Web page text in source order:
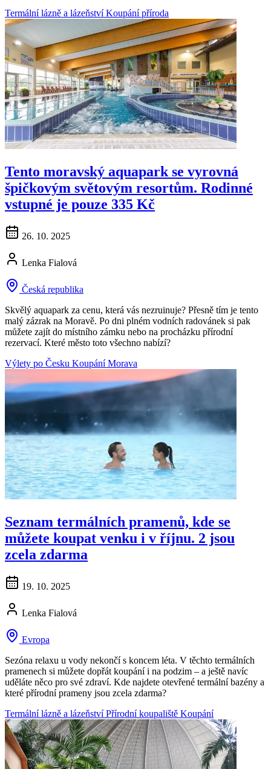
Termální lázně a lázeňství Koupání příroda
Tento moravský aquapark se vyrovná
špičkovým světovým resortům. Rodinné
vstupné je pouze 335 Kč
26. 10. 2025
Lenka Fialová
Česká republika
Skvělý aquapark za cenu, která vás nezruinuje? Přesně tím je tento
malý zázrak na Moravě. Po dni plném vodních radovánek si pak
můžete zajít do místního zámku nebo na procházku přírodní
rezervací. Které město toto všechno nabízí?
Výlety po Česku Koupání Morava
Seznam termálních pramenů, kde se
můžete koupat venku i v říjnu. 2 jsou
zcela zdarma
19. 10. 2025
Lenka Fialová
Evropa
Sezóna relaxu u vody nekončí s koncem léta. V těchto termálních
pramenech si můžete dopřát koupání i na podzim – a ještě navíc
uděláte něco pro své zdraví. Kde najdete otevřené termální bazény a
které přírodní prameny jsou zcela zdarma?
Termální lázně a lázeňství Přírodní koupaliště Koupání